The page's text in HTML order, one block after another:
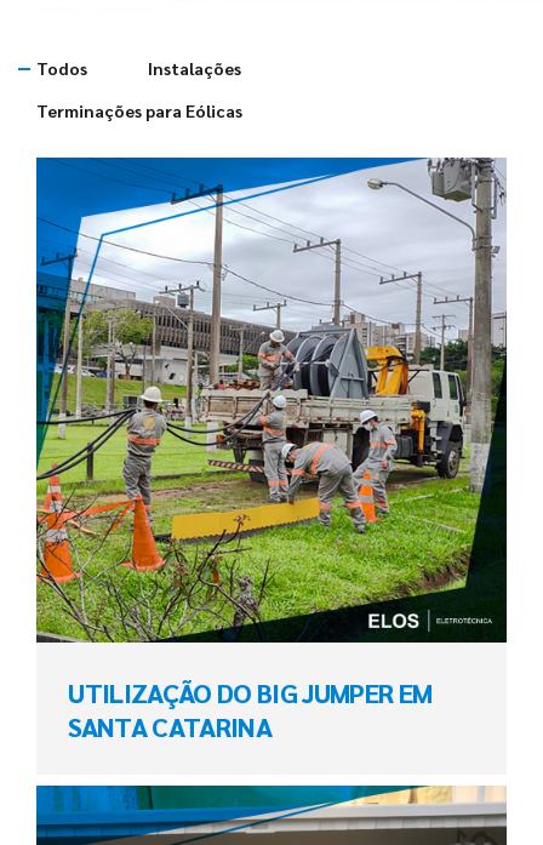
Todos
Instalações
Terminações para Eólicas
UTILIZAÇÃO DO BIG JUMPER EM
SANTA CATARINA